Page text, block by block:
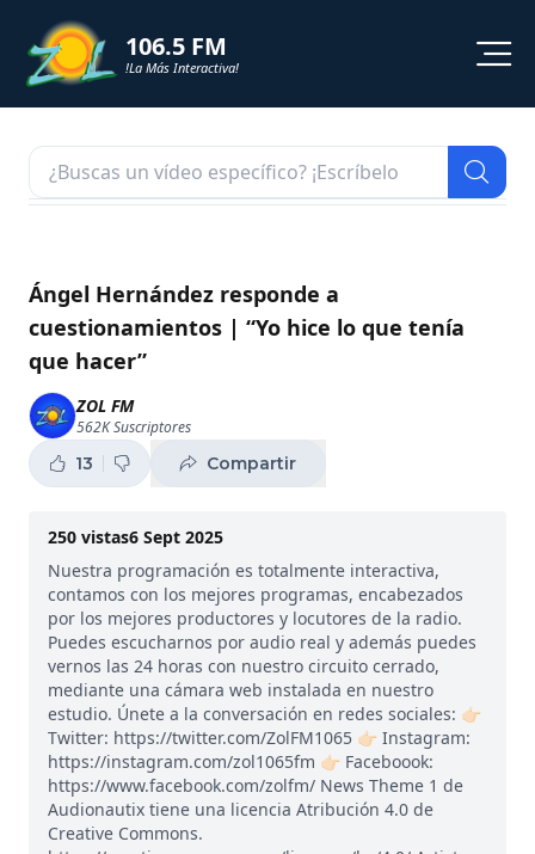
106.5 FM
!La Más Interactiva!
NOTICIAS
SHORTS
PODCAST
ZOL TV
Ángel Hernández responde a
cuestionamientos | “Yo hice lo que tenía
que hacer”
ZOL FM
562KSuscriptores
13 Compartir
250 vistas6 Sept 2025
Nuestra programación es totalmente interactiva,
contamos con los mejores programas, encabezados
por los mejores productores y locutores de la radio.
Puedes escucharnos por audio real y además puedes
vernos las 24 horas con nuestro circuito cerrado,
mediante una cámara web instalada en nuestro
estudio. Únete a la conversación en redes sociales: 👉🏻
Twitter: https://twitter.com/ZolFM1065 👉🏻 Instagram:
https://instagram.com/zol1065fm 👉🏻 Faceboook:
https://www.facebook.com/zolfm/ News Theme 1 de
Audionautix tiene una licencia Atribución 4.0 de
Creative Commons.